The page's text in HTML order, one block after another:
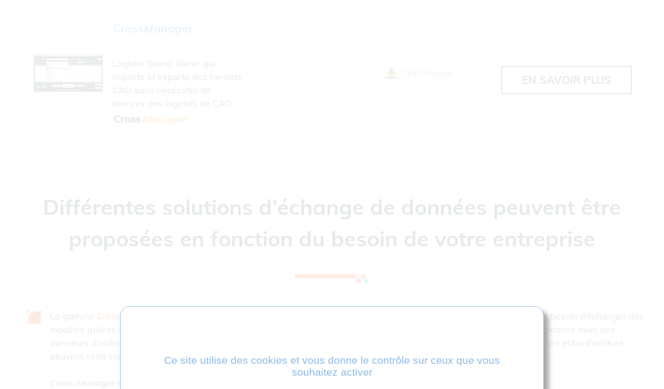
Logiciel 'Stand Alone' qui
importe et exporte des formats
CAO sans nécessiter de
licences des logiciels de CAO.
EN SAVOIR PLUS
Différentes solutions d’échange de données peuvent être
proposées en fonction du besoin de votre entreprise
La gamme Cross-Manager
est principalement utilisée par des entreprises dont les bureaux d’études ou de méthodes ont besoin d’échanger des
modèles (pièces ou assemblages) en interne lors des phases de conception, de production ou de contrôle mais aussi en externe avec des
donneurs d’ordre, des partenaires ou sous-traitants. De nombreuses combinaisons sont possibles et des modules de lecture et/ou d’écriture
peuvent venir compléter la licence initiale à tout moment.
Cross-Manager est proposé en licence perpétuelle ou annuelle. Les licences peuvent être fixes ou flottantes.
Ce site utilise des cookies et vous donne le contrôle sur ceux que vous
souhaitez activer